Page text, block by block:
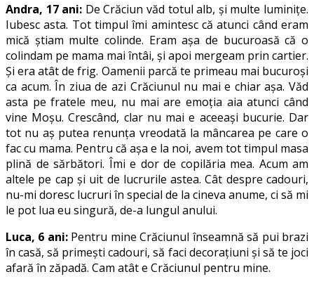
Andra, 17 ani: De Crăciun văd totul alb, și multe luminițe.
Iubesc asta. Tot timpul îmi amintesc că atunci când eram
mică știam multe colinde. Eram așa de bucuroasă că o
colindam pe mama mai întâi, și apoi mergeam prin cartier.
Și era atât de frig. Oamenii parcă te primeau mai bucuroși
ca acum. În ziua de azi Crăciunul nu mai e chiar așa. Văd
asta pe fratele meu, nu mai are emoția aia atunci când
vine Moșu. Crescând, clar nu mai e aceeași bucurie. Dar
tot nu aș putea renunța vreodată la mâncarea pe care o
fac cu mama. Pentru că așa e la noi, avem tot timpul masa
plină de sărbători. Îmi e dor de copilăria mea. Acum am
altele pe cap și uit de lucrurile astea. Cât despre cadouri,
nu-mi doresc lucruri în special de la cineva anume, ci să mi
le pot lua eu singură, de-a lungul anului.
Luca, 6 ani:Pentru mine Crăciunul înseamnă să pui brazi
în casă, să primești cadouri, să faci decorațiuni și să te joci
afară în zăpadă. Cam atât e Crăciunul pentru mine.